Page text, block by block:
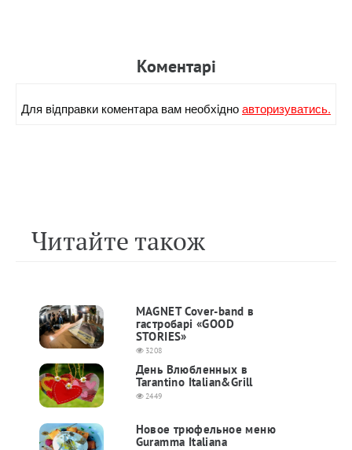
Коментарi
Для вiдправки коментара вам необхiдноавторизуватись.
Читайте також
MAGNET Cover-band в
гастробарі «GOOD
STORIES»
3208
День Влюбленных в
Tarantino Italian&Grill
2449
Новое трюфельное меню
Guramma Italiana